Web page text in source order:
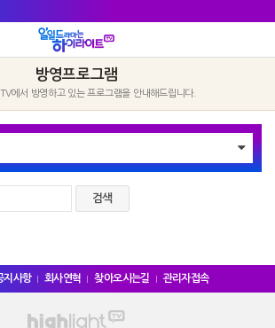
방영프로그램
에서 방영하고 있는 프로그램을 안내해드립니다.
검색
지사항 회사연혁 찾아오시는길 관리자접속